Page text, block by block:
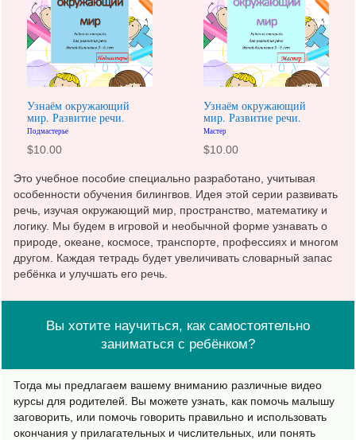
Узнаём окружающий
мир. Развитие речи.
Подмастерье
$10.00
Узнаём окружающий
мир. Развитие речи.
Мастер
$10.00
Это учебное пособие специально разработано, учитывая
особенности обучения билингвов. Идея этой серии развивать
речь, изучая окружающий мир, пространство, математику и
логику. Мы будем в игровой и необычной форме узнавать о
природе, океане, космосе, транспорте, профессиях и многом
другом. Каждая тетрадь будет увеличивать словарный запас
ребёнка и улучшать его речь.
Вы хотите научиться, как самостоятельно
заниматься с ребёнком?
Тогда мы предлагаем вашему вниманию различные видео
курсы для родителей. Вы можете узнать, как помочь малышу
заговорить, или помочь говорить правильно и использовать
окончания у прилагательных и числительных, или понять